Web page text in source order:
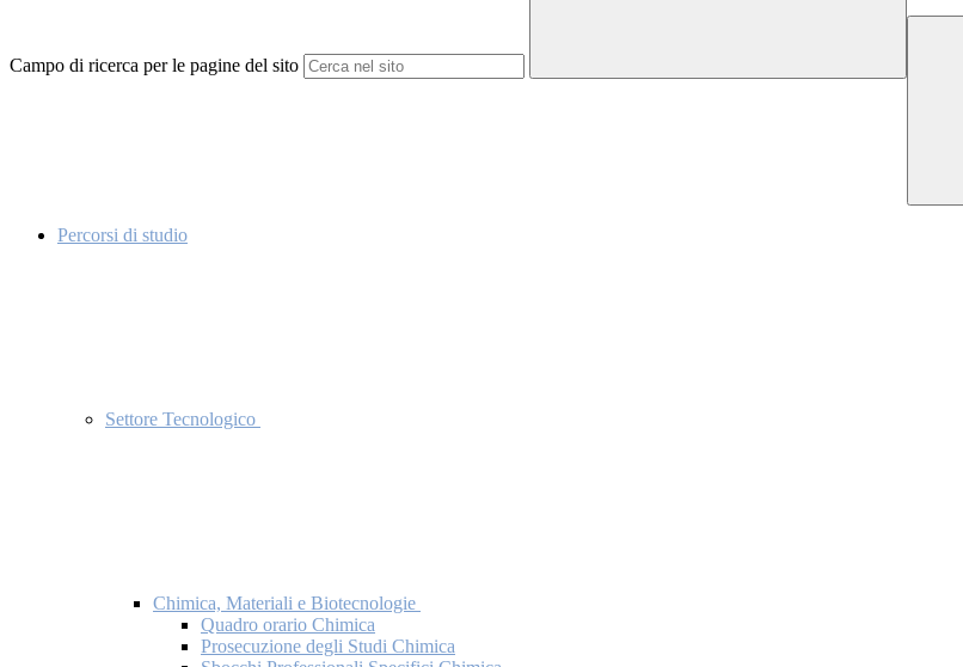
Campo di ricerca per le pagine del sito
Percorsi di studio
Settore Tecnologico
Chimica, Materiali e Biotecnologie
Quadro orario Chimica
Prosecuzione degli Studi Chimica